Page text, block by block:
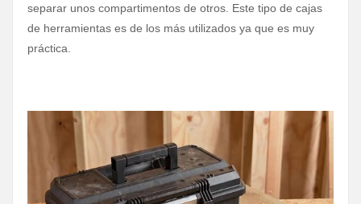
separar unos compartimentos de otros. Este tipo de cajas
de herramientas es de los más utilizados ya que es muy
práctica.